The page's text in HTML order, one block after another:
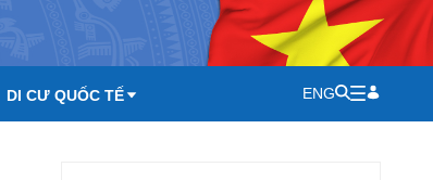
DI CƯ QUỐC TẾ ENG